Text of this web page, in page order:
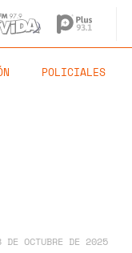
POLICIALES
DE OCTUBRE DE 2025